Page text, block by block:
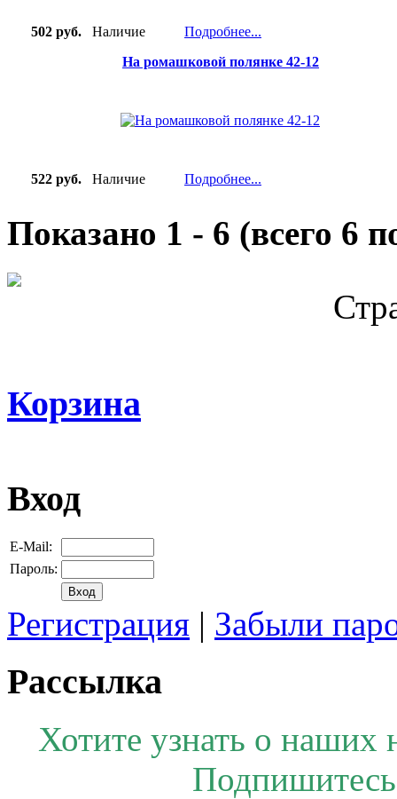
502 руб. Наличие
Подробнее...
На ромашковой полянке 42-12
522 руб. Наличие Подробнее...
Показано 1 - 6 (всего 6
Корзина
Вход
E-Mail:
Пароль:
Регистрация | Забыли
Рассылка
Хотите узнать о наших